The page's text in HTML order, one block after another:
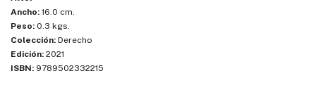
Ancho: 16.0 cm.
Peso: 0.3 kgs.
Colección: Derecho
Edición: 2021
ISBN: 9789502332215